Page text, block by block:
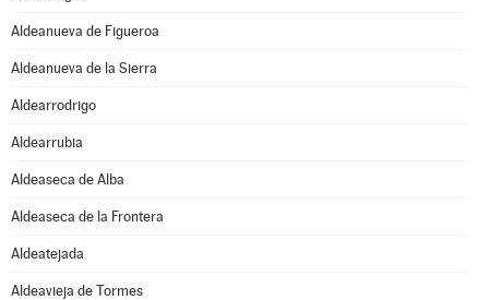
Aldeanueva de Figueroa
Aldeanueva de la Sierra
Aldearrodrigo
Aldearrubia
Aldeaseca de Alba
Aldeaseca de la Frontera
Aldeatejada
Aldeavieja de Tormes